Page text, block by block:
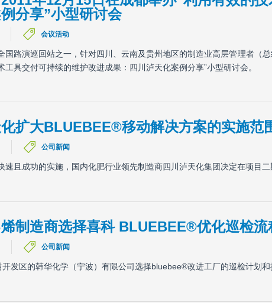
分享”小型研讨会
会议活动
国路演巡回站之一，针对四川、云南及贵州地区的制造业高层管理者（
工具交付可持续的维护改进成果：四川泸天化案例分享”小型研讨会。
化扩大BLUEBEE®移动解决方案的实施范
公司新闻
速且成功的实施，国内化肥行业领先制造商四川泸天化集团决定在项目二
制造商选择喜科 BLUEBEE®优化巡检流
公司新闻
发区的韩华化学（宁波）有限公司选择bluebee®改进工厂的巡检计划和